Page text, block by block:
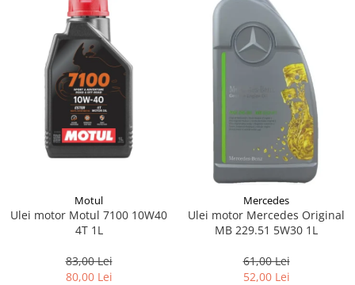
Motul
Ulei motor Motul 7100 10W40
4T 1L
83,00 Lei
80,00 Lei
Mercedes
Ulei motor Mercedes Original
MB 229.51 5W30 1L
61,00 Lei
52,00 Lei